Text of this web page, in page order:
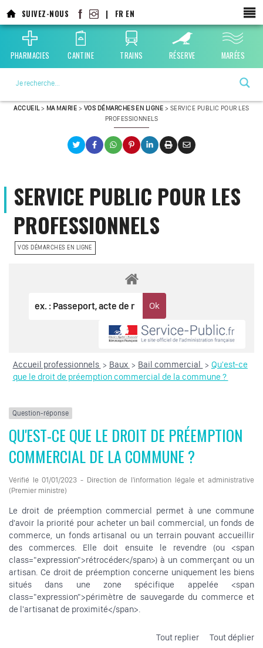
SUIVEZ-NOUS | FR EN
PHARMACIES CANTINE TRAINS RÉSERVE MARÉES
ACCUEIL> MA MAIRIE > VOS DÉMARCHES EN LIGNE > SERVICE PUBLIC POUR LES
PROFESSIONNELS
SERVICE PUBLIC POUR LES
PROFESSIONNELS
VOS DÉMARCHES EN LIGNE
Accueil professionnels > Baux > Bail commercial > Qu'est-ce
que le droit de préemption commercial de la commune ?
Question-réponse
QU'EST-CE QUE LE DROIT DE PRÉEMPTION
COMMERCIAL DE LA COMMUNE ?
Vérifié le 01/01/2023 - Direction de l'information légale et administrative
(Premier ministre)
Le droit de préemption commercial permet à une commune
d'avoir la priorité pour acheter un bail commercial, un fonds de
commerce, un fonds artisanal ou un terrain pouvant accueillir
des commerces. Elle doit ensuite le revendre (ou <span
class="expression">rétrocéder</span>) à un commerçant ou un
artisan. Ce droit de préemption concerne uniquement les biens
situés dans une zone spécifique appelée <span
class="expression">périmètre de sauvegarde du commerce et
de l'artisanat de proximité</span>.
Tout replier Tout déplier